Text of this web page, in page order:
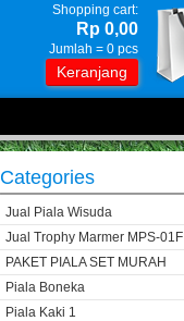
Shopping cart:
Rp 0,00
Jumlah = 0 pcs
Keranjang
Categories
Jual Piala Wisuda
Jual Trophy Marmer MPS-01F
PAKET PIALA SET MURAH
Piala Boneka
Piala Kaki 1